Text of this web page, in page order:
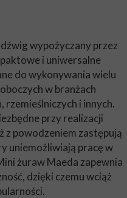
wypożyczany przez
i uniwersalne
do wykonywania wielu
w branżach
rzemieślniczych i innych.
przy realizacji
powodzeniem zastępują
uniemożliwiają pracę w
żuraw Maeda zapewnia
dzięki czemu wciąż